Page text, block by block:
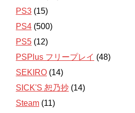
PS3 (15)
PS4 (500)
PS5 (12)
PSPlus フリープレイ (48)
SEKIRO (14)
SICK'S 恕乃抄 (14)
Steam (11)